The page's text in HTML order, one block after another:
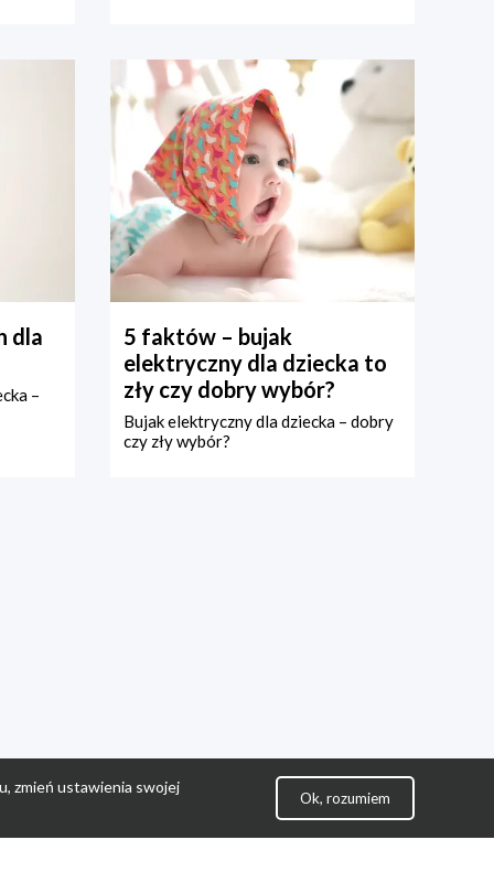
dla
–
5 faktów – bujak
elektryczny dla dziecka to
zły czy dobry wybór?
Bujak elektryczny dla dziecka – dobry
czy zły wybór?
zmień ustawienia swojej
Ok, rozumiem